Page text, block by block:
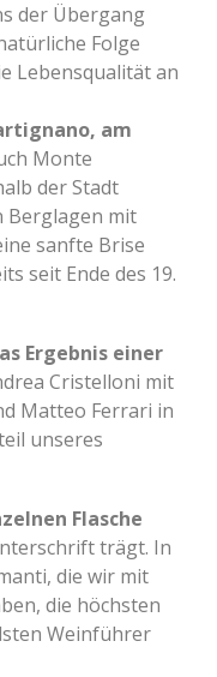
der Übergang
Folge
Lebensqualität an
am
Monte
der Stadt
Berglagen mit
sanfte Brise
seit Ende des 19.
Ergebnis einer
Cristelloni mit
Matteo Ferrari in
unseres
Flasche
trägt. In
die wir mit
die höchsten
Weinführer